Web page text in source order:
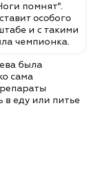
помнят".
особого
и с такими
чемпионка.
была
сама
в еду или питье